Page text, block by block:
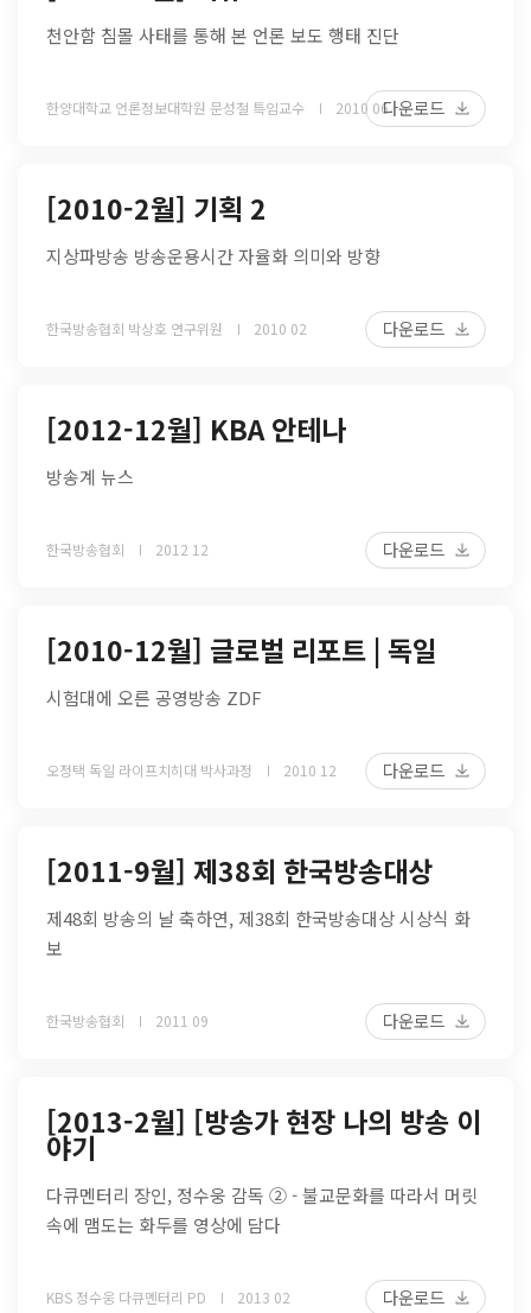
천안함 침몰 사태를 통해 본 언론 보도 행태 진단
한양대학교 언론정보대학원 문성철 특임교수 2010 06다운로드
[2010-2월] 기획 2
지상파방송 방송운용시간 자율화 의미와 방향
한국방송협회 박상호 연구위원 2010 02 다운로드
[2012-12월] KBA 안테나
방송계 뉴스
한국방송협회 2012 12 다운로드
[2010-12월] 글로벌 리포트 | 독일
시험대에 오른 공영방송 ZDF
오정택 독일 라이프치히대 박사과정 2010 12 다운로드
[2011-9월] 제38회 한국방송대상
제48회 방송의 날 축하연, 제38회 한국방송대상 시상식 화
보
한국방송협회 2011 09 다운로드
[2013-2월] [방송가 현장 나의 방송 이
야기
다큐멘터리 장인, 정수웅 감독 ② - 불교문화를 따라서 머릿
속에 맴도는 화두를 영상에 담다
KBS 정수웅 다큐멘터리 PD 2013 02 다운로드